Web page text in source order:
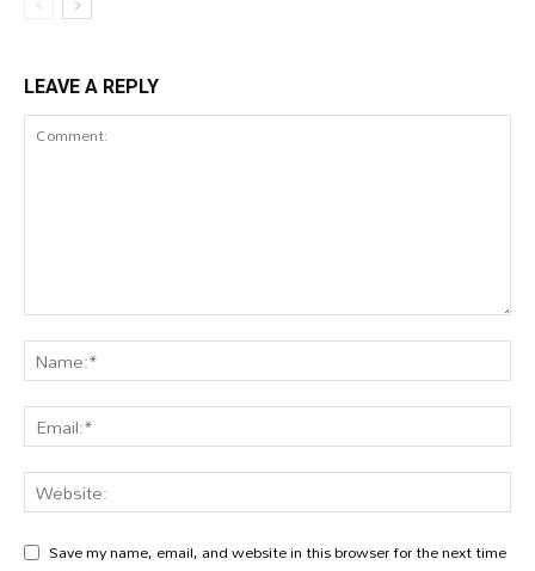
LEAVE A REPLY
Save my name, email, and website in this browser for the next time